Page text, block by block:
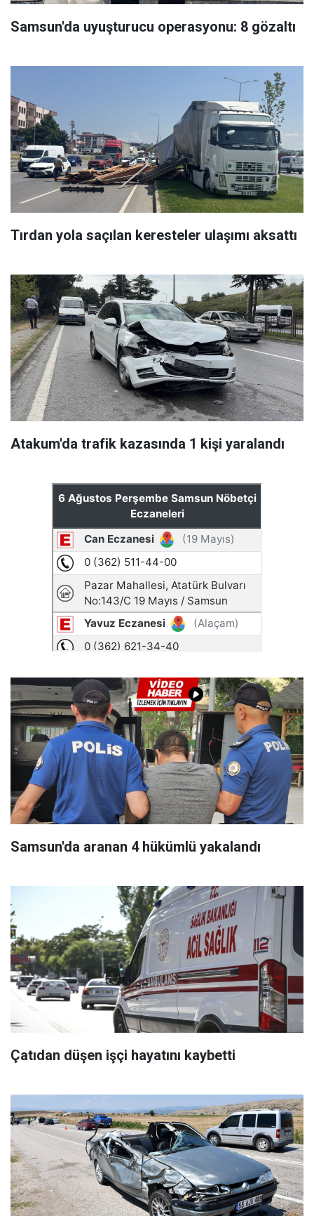
Samsun'da uyuşturucu operasyonu: 8 gözaltı
Tırdan yola saçılan keresteler ulaşımı aksattı
Atakum'da trafik kazasında 1 kişi yaralandı
Samsun'da aranan 4 hükümlü yakalandı
Çatıdan düşen işçi hayatını kaybetti